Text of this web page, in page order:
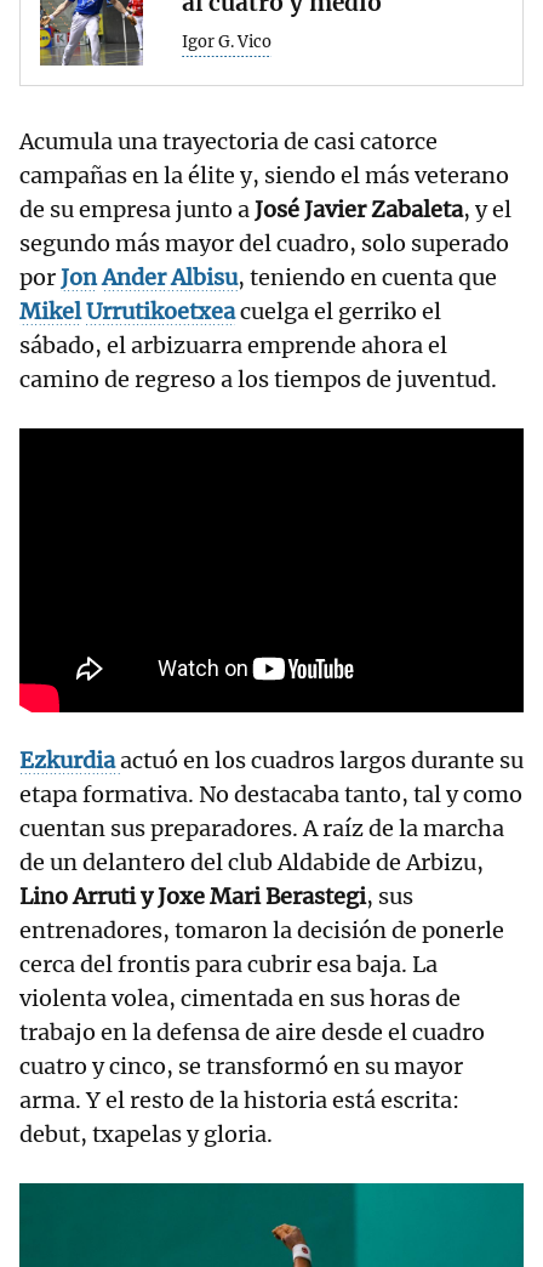
Igor G. Vico
Acumula una trayectoria de casi catorce
campañas en la élite y, siendo el más veterano
de su empresa junto aJosé Javier Zabaleta, y el
segundo más mayor del cuadro, solo superado
porJonAnderAlbisu, teniendo en cuenta que
MikelUrrutikoetxeacuelga el gerriko el
sábado, el arbizuarra emprende ahora el
camino de regreso a los tiempos de juventud.
Ezkurdiaactuó en los cuadros largos durante su
etapa formativa. No destacaba tanto, tal y como
cuentan sus preparadores. A raíz de la marcha
de un delantero del club Aldabide de Arbizu,
Lino Arruti y Joxe Mari Berastegi, sus
entrenadores, tomaron la decisión de ponerle
cerca del frontis para cubrir esa baja. La
violenta volea, cimentada en sus horas de
trabajo en la defensa de aire desde el cuadro
cuatro y cinco, se transformó en su mayor
arma. Y el resto de la historia está escrita:
debut, txapelas y gloria.